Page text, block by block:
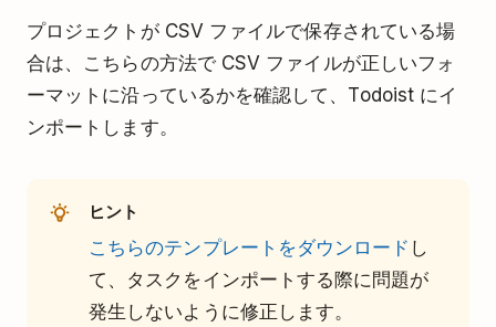
プロジェクトが CSV ファイルで保存されている場
合は、こちらの方法で CSV ファイルが正しいフォ
ーマットに沿っているかを確認して、Todoist にイ
ンポートします。
ヒント
こちらのテンプレートをダウンロード し
て、タスクをインポートする際に問題が
発生しないように修正します。